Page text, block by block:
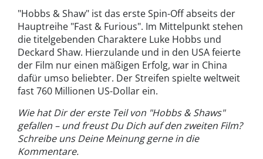
"Hobbs & Shaw" ist das erste Spin-Off abseits der
Hauptreihe "Fast & Furious". Im Mittelpunkt stehen
die titelgebenden Charaktere Luke Hobbs und
Deckard Shaw. Hierzulande und in den USA feierte
der Film nur einen mäßigen Erfolg, war in China
dafür umso beliebter. Der Streifen spielte weltweit
fast 760 Millionen US-Dollar ein.
Wie hat Dir der erste Teil von "Hobbs & Shaws"
gefallen – und freust Du Dich auf den zweiten Film?
Schreibe uns Deine Meinung gerne in die
Kommentare.